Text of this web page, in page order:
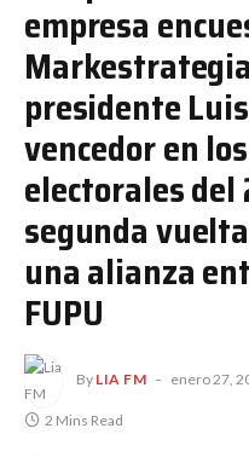
empresa
presidente
vencedor en
electorales del
segunda
una alianza
FUPU
By LIA FM enero 27,
2 Mins Read